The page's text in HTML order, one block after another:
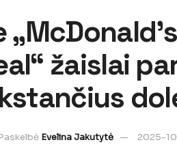
žaislai
Paskelbė Evelina Jakutytė 2025-